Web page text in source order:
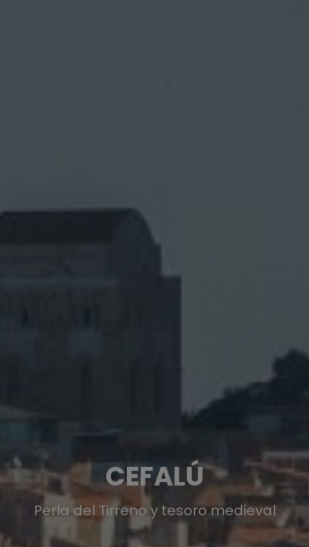
CEFALÚ
Perla del Tirreno y tesoro medieval